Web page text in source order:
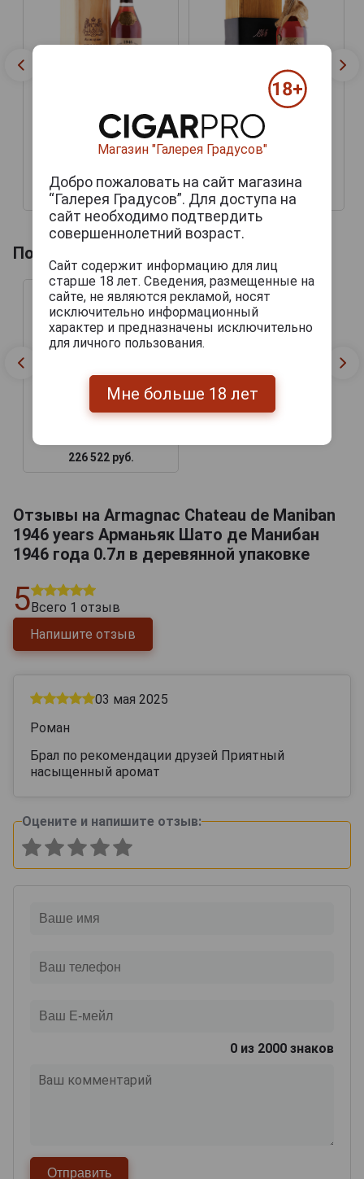
Armagnac Chateau de
Maniban 1946 years
Арманьяк Шато де
в деревянной упаковке
336 666 руб.
Armagnac Chateau de
Maniban 1946 years
Арманьяк Шато де
в деревянной упаковке
303 303 руб.
Похожие напитки по году производства
Armagnac Chateau de
Maniban 1946 years
Арманьяк Шато де
Манибан 1946 года 0.7л
226 522 руб.
Отзывы на Armagnac Chateau de Maniban
1946 years Арманьяк Шато де Манибан
1946 года 0.7л в деревянной упаковке
5 Всего 1 отзыв
Напишите отзыв
03 мая 2025
Роман
Брал по рекомендации друзей Приятный
насыщенный аромат
Оцените и напишите отзыв:
0 из 2000 знаков
Магазин "Галерея Градусов"
Добро пожаловать на сайт магазина
“Галерея Градусов”. Для доступа на
сайт необходимо подтвердить
совершеннолетний возраст.
Сайт содержит информацию для лиц
старше 18 лет. Сведения, размещенные на
сайте, не являются рекламой, носят
исключительно информационный
характер и предназначены исключительно
для личного пользования.
Мне больше 18 лет